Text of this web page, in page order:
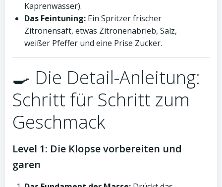
Kaprenwasser).
Das Feintuning: Ein Spritzer frischer
Zitronensaft, etwas Zitronenabrieb, Salz,
weißer Pfeffer und eine Prise Zucker.
🍳 Die Detail-Anleitung:
Schritt für Schritt zum
Geschmack
Level 1: Die Klopse vorbereiten und
garen